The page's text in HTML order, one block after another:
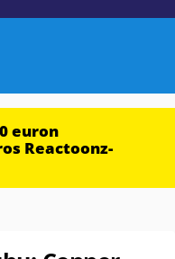
euron
Reactoonz-